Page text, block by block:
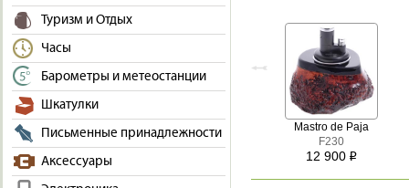
Туризм и Отдых
Часы
Барометры и метеостанции
Шкатулки
Письменные принадлежности
Аксессуары
Mastro de Paja
F230
12 900 i